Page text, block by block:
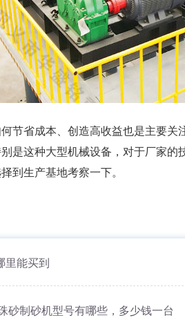
节省成本、创造高收益也是主要关
是这种大型机械设备，对于厂家
到生产基地考察一下。
里能买到
砂制砂机型号有哪些，多少钱一台